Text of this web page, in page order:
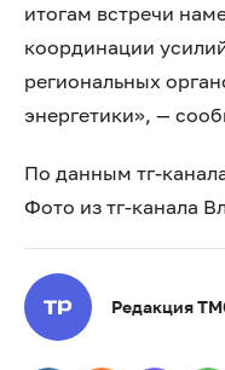
итогам встречи
координации
региональных
энергетики», —
По данным тг-
Фото из тг-канала
Редакция